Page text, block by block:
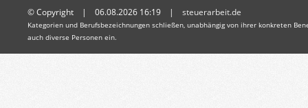
© Copyright | 06.08.2026 16:19 | steuerarbeit.de
Kategorien und Berufsbezeichnungen schließen, unabhängig von ihrer konkreten
auch diverse Personen ein.